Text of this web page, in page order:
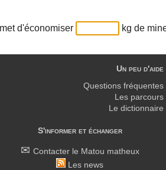
d'économiser kg de
S'informer et échanger
Contacter le Matou matheux
Les news
Un peu d'aide
Questions fréquentes
Les parcours
Le dictionnaire